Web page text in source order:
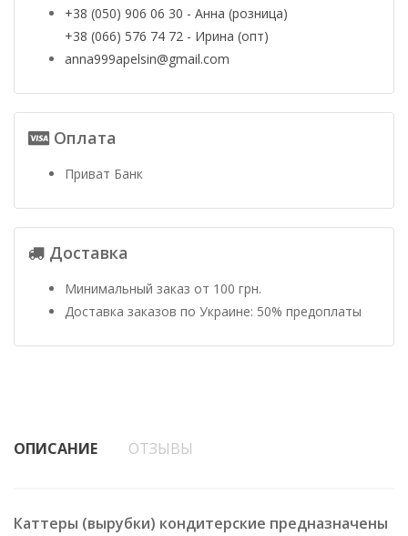
+38 (050) 906 06 30 - Анна (розница)
+38 (066) 576 74 72 - Ирина (опт)
anna999apelsin@gmail.com
Оплата
Приват Банк
Доставка
Минимальный заказ от 100 грн.
Доставка заказов по Украине: 50% предоплаты
ОПИСАНИЕ ОТЗЫВЫ
Каттеры (вырубки) кондитерские предназначены